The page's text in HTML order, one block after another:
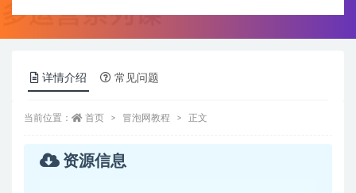
详情介绍 常见问题
当前位置： 首页 冒泡网教程 正文
资源信息